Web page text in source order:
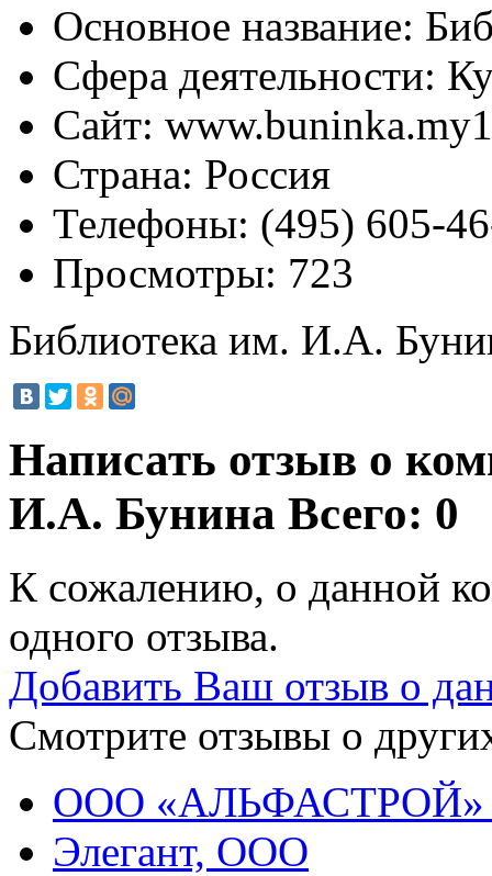
Основное название:
Сфера деятельности:
Сайт:
Страна: Россия
Телефоны: (495) 605-
Просмотры: 723
Библиотека им. И.А.
Написать отзыв о
И.А. Бунина Всего: 0
К сожалению, о данной
одного отзыва.
Добавить Ваш отзыв о
Смотрите отзывы о
ООО «АЛЬФАСТРОЙ»
Элегант, ООО